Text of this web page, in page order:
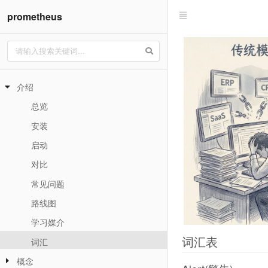
prometheus
介绍
总览
安装
启动
对比
常见问题
路线图
学习媒介
词汇
概念
词汇表